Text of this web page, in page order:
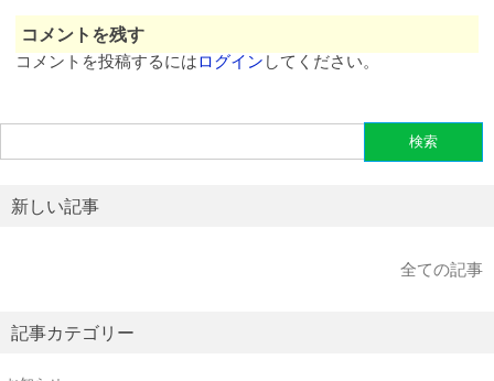
コメントを残す
コメントを投稿するにはログイン してください。
索:
新しい記事
全ての記事
記事カテゴリー